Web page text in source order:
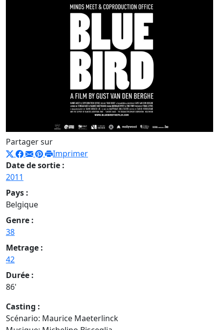
Partager sur
Imprimer
Date de sortie :
2011
Pays :
Belgique
Genre :
38
Metrage :
42
Durée :
86'
Casting :
Scénario: Maurice Maeterlinck